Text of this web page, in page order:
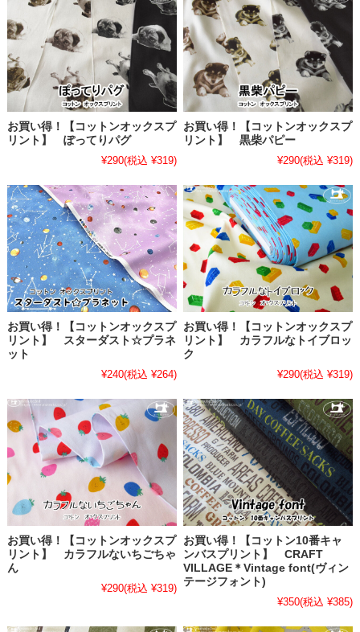
お買い得！【コットンオックスプ
リント】 ぽってりパグ
¥290(税込 ¥319)
お買い得！【コットンオックスプ
リント】 黒柴パピー
¥290(税込 ¥319)
お買い得！【コットンオックスプ
リント】 スターダスト☆プラネ
ット
¥240(税込 ¥264)
お買い得！【コットンオックスプ
リント】 カラフルなトイブロッ
ク
¥290(税込 ¥319)
お買い得！【コットンオックスプ
リント】 カラフルないちごちゃ
ん
¥290(税込 ¥319)
お買い得！【コットン10番キャ
ンバスプリント】 CRAFT
VILLAGE＊Vintage font(ヴィン
テージフォント)
¥350(税込 ¥385)